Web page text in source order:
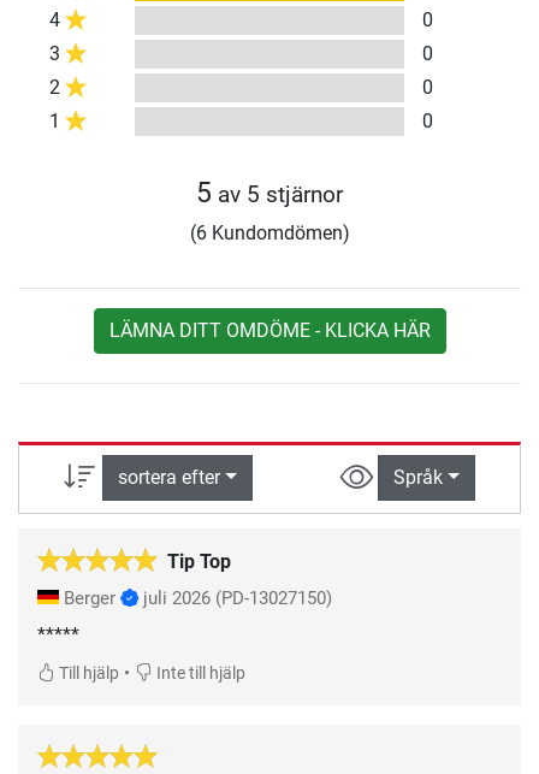
4
0
3
0
2
0
1
0
5 av 5 stjärnor
(6 Kundomdömen)
LÄMNA DITT OMDÖME - KLICKA HÄR
sortera efter Språk
Tip Top
Berger juli 2026 (PD-13027150)
*****
Till hjälp • Inte till hjälp